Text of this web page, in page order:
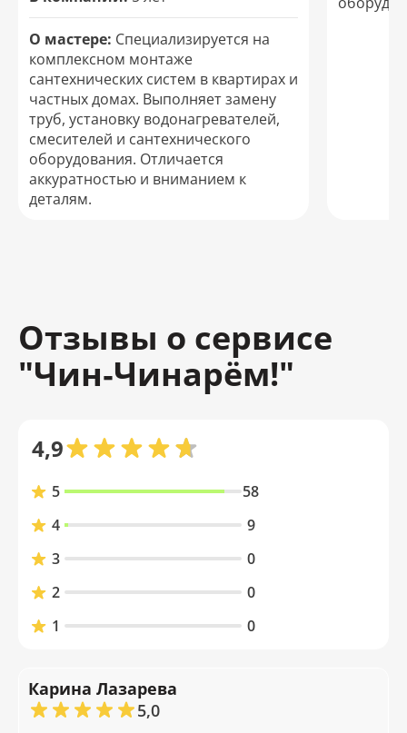
О мастере: Специализируется на
комплексном монтаже
сантехнических систем в квартирах и
частных домах. Выполняет замену
труб, установку водонагревателей,
смесителей и сантехнического
оборудования. Отличается
аккуратностью и вниманием к
деталям.
Отзывы о сервисе
"Чин‑Чинарём!"
4,9
5
58
4
9
3
0
2
0
1
0
Карина Лазарева
5,0